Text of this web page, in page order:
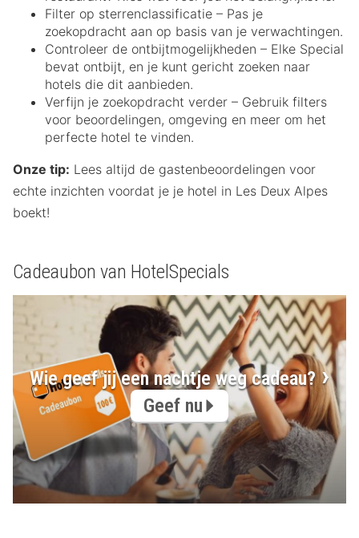
Filter op sterrenclassificatie – Pas je
zoekopdracht aan op basis van je verwachtingen.
Controleer de ontbijtmogelijkheden – Elke Special
bevat ontbijt, en je kunt gericht zoeken naar
hotels die dit aanbieden.
Verfijn je zoekopdracht verder – Gebruik filters
voor beoordelingen, omgeving en meer om het
perfecte hotel te vinden.
Onze tip: Lees altijd de gastenbeoordelingen voor
echte inzichten voordat je je hotel in Les Deux Alpes
boekt!
Cadeaubon van HotelSpecials
Wie geef jij een nachtje weg cadeau?
Geef nu